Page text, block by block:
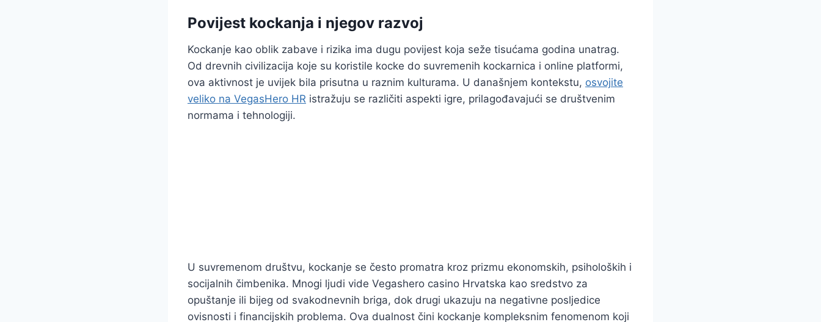
Povijest kockanja i njegov razvoj
Kockanje kao oblik zabave i rizika ima dugu povijest koja seže tisućama godina unatrag.
Od drevnih civilizacija koje su koristile kocke do suvremenih kockarnica i online platformi,
ova aktivnost je uvijek bila prisutna u raznim kulturama. U današnjem kontekstu, osvojite
veliko na VegasHero HR istražuju se različiti aspekti igre, prilagođavajući se društvenim
normama i tehnologiji.
U suvremenom društvu, kockanje se često promatra kroz prizmu ekonomskih, psiholoških i
socijalnih čimbenika. Mnogi ljudi vide Vegashero casino Hrvatska kao sredstvo za
opuštanje ili bijeg od svakodnevnih briga, dok drugi ukazuju na negativne posljedice
ovisnosti i financijskih problema. Ova dualnost čini kockanje kompleksnim fenomenom koji